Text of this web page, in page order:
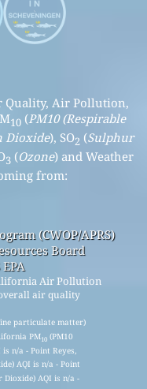
Quality, Air Pollution,
10(PM10 (Respirable
Dioxide), SO2 (Sulphur
3 (Ozone) and Weather
from:
(CWOP/APRS)
Board
Air Pollution
air quality
particulate matter)
PM10(PM10
n/a - Point Reyes,
AQI is n/a - Point
Dioxide) AQI is n/a -